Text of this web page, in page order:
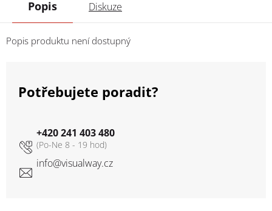
Popis Diskuze
Popis produktu není dostupný
Potřebujete poradit?
info@visualway.cz
+420 241 403 480